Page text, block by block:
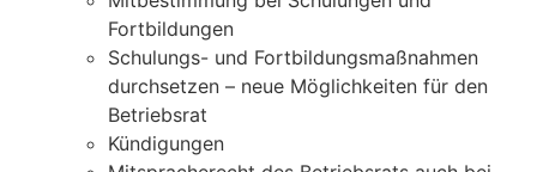
Fortbildungen
Schulungs- und Fortbildungsmaßnahmen
durchsetzen – neue Möglichkeiten für den
Betriebsrat
Kündigungen